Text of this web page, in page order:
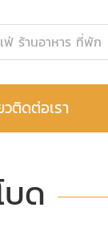
วติดต่อเรา
บด